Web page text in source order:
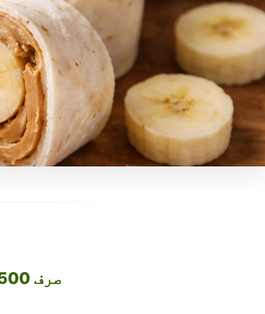
صرف 1500 روپے میں اپنا فوڈ بزنس آن لائن لے جائیں